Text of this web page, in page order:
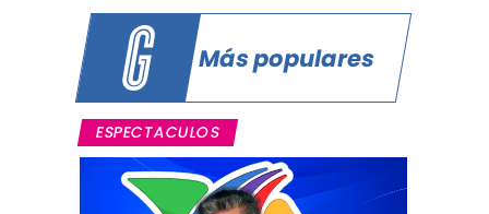
Más populares
ESPECTACULOS